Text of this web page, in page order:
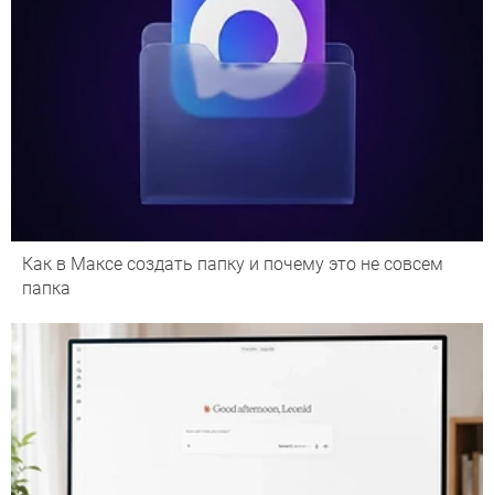
Как в Максе создать папку и почему это не совсем
папка